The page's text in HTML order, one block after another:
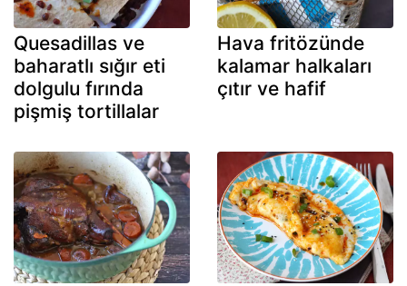
Quesadillas ve
baharatlı sığır eti
dolgulu fırında
pişmiş tortillalar
Hava fritözünde
kalamar halkaları
çıtır ve hafif